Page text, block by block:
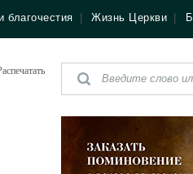
благочестия Жизнь Церкви